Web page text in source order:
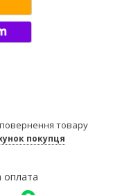
повернення товару
покупця